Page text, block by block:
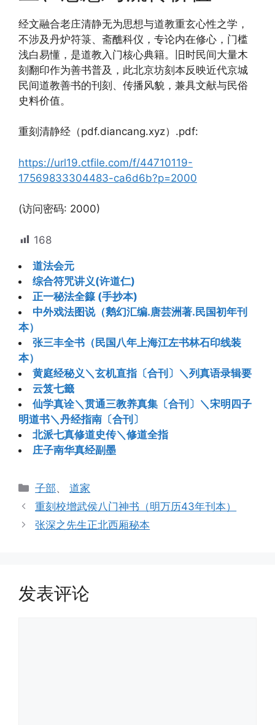
经文融合老庄清静无为思想与道教重玄心性之学，
不涉及丹炉符箓、斋醮科仪，专论内在修心，门槛
浅白易懂，是道教入门核心典籍。旧时民间大量木
刻翻印作为善书普及，此北京坊刻本反映近代京城
民间道教善书的刊刻、传播风貌，兼具文献与民俗
史料价值。
重刻清静经（pdf.diancang.xyz）.pdf:
https://url19.ctfile.com/f/44710119-
17569833304483-ca6d6b?p=2000
(访问密码: 2000)
168
道法会元
综合符咒讲义(许道仁)
正一秘法全籙 (手抄本)
中外戏法图说（鹅幻汇编.唐芸洲著.民国初年刊
本）
张三丰全书（民国八年上海江左书林石印线装
本）
黄庭经秘义＼玄机直指〔合刊〕＼列真语录辑要
云笈七籤
仙学真诠＼贯通三教养真集〔合刊〕＼宋明四子
明道书＼丹经指南〔合刊〕
北派七真修道史传＼修道全指
庄子南华真经副墨
分
类
子部、道家
重刻校增武侯八门神书（明万历43年刊本）
张深之先生正北西厢秘本
发表评论